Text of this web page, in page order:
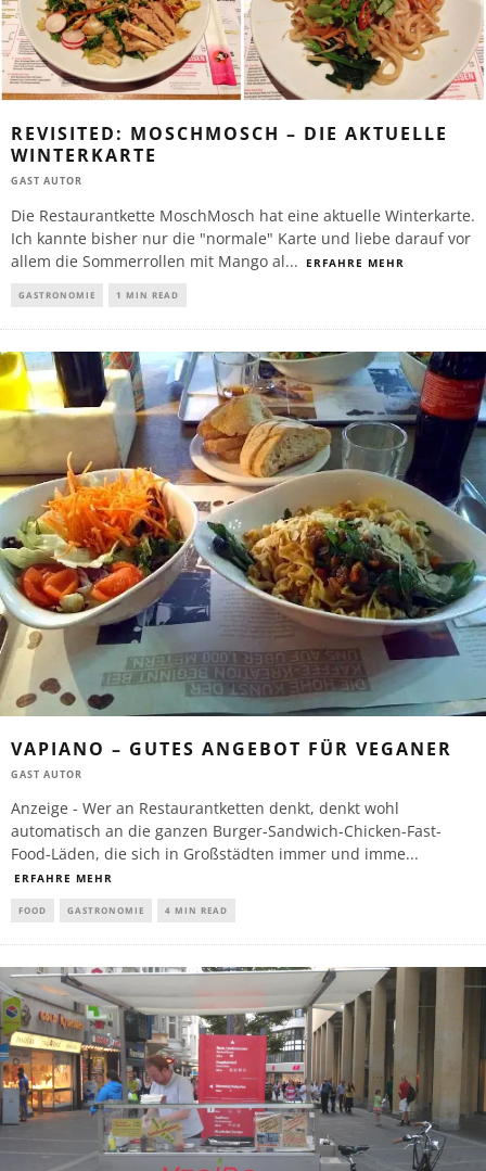
REVISITED: MOSCHMOSCH – DIE AKTUELLE
WINTERKARTE
GAST AUTOR
Die Restaurantkette MoschMosch hat eine aktuelle Winterkarte.
Ich kannte bisher nur die "normale" Karte und liebe darauf vor
allem die Sommerrollen mit Mango al... ERFAHRE MEHR
GASTRONOMIE 1 MIN READ
VAPIANO – GUTES ANGEBOT FÜR VEGANER
GAST AUTOR
Anzeige - Wer an Restaurantketten denkt, denkt wohl
automatisch an die ganzen Burger-Sandwich-Chicken-Fast-
Food-Läden, die sich in Großstädten immer und imme...
ERFAHRE MEHR
FOOD GASTRONOMIE 4 MIN READ